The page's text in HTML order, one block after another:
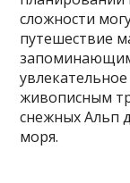
сложности
путешествие
живописным
снежных Альп
моря.